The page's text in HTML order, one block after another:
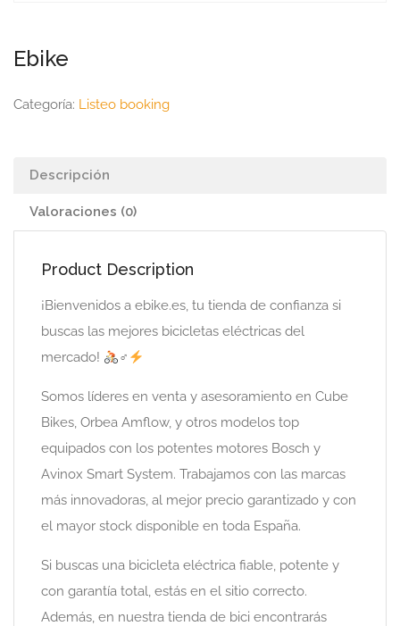
Ebike
Categoría: Listeo booking
Descripción
Valoraciones (0)
Product Description
¡Bienvenidos a ebike.es, tu tienda de confianza si
buscas las mejores bicicletas eléctricas del
mercado!
‍♂
Somos líderes en venta y asesoramiento en Cube
Bikes, Orbea Amflow, y otros modelos top
equipados con los potentes motores Bosch y
Avinox Smart System. Trabajamos con las marcas
más innovadoras, al mejor precio garantizado y con
el mayor stock disponible en toda España.
Si buscas una bicicleta eléctrica fiable, potente y
con garantía total, estás en el sitio correcto.
Además, en nuestra tienda de bici encontrarás